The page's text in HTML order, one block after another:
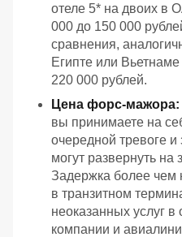
отеле 5* на двоих в
000 до 150 000
сравнения,
Египте или
220 000 рублей.
Цена форс-мажора:
вы принимаете на
очередной тревоге
могут развернуть на
Задержка более чем
в транзитном
неоказанных услуг
компании и